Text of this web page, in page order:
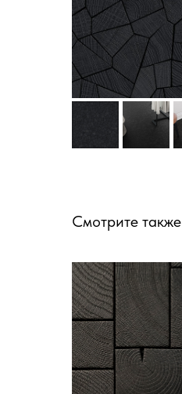
Смотрите также